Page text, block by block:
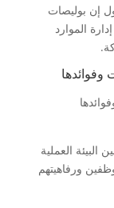
إن بوليصات
الموارد
العملية
ورفاهيتهم